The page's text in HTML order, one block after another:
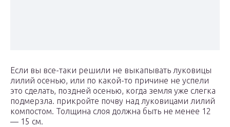
Если вы все-таки решили не выкапывать луковицы
лилий осенью, или по какой-то причине не успели
это сделать, поздней осенью, когда земля уже слегка
подмерзла. прикройте почву над луковицами лилий
компостом. Толщина слоя должна быть не менее 12
— 15 см.